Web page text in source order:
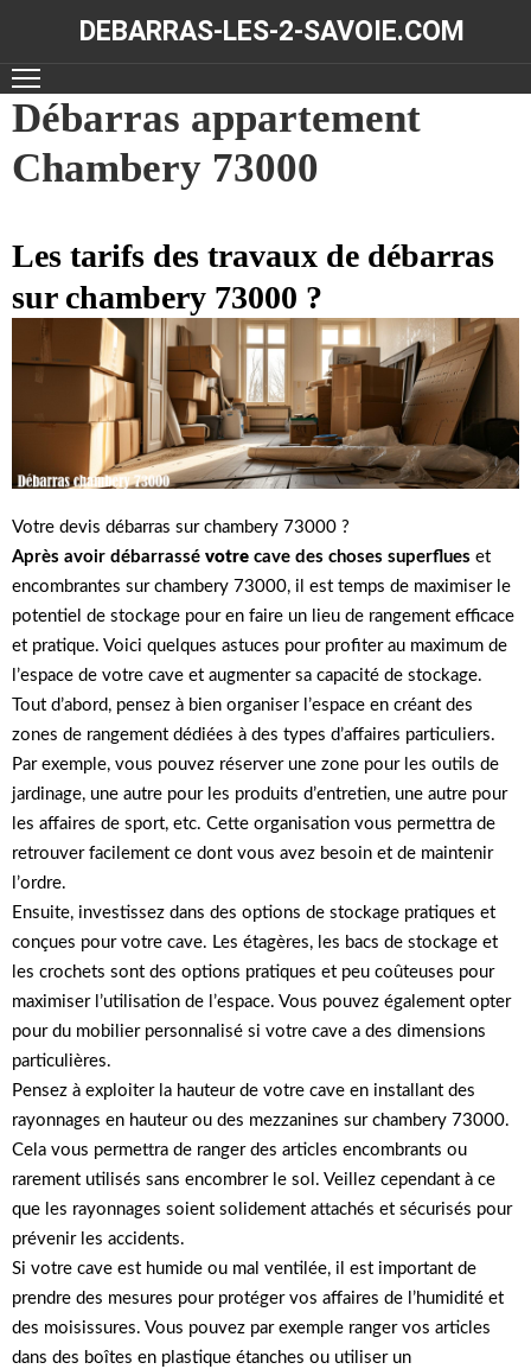
DEBARRAS-LES-2-SAVOIE.COM
ACCUEIL
DÉBARRAS
RÉALISATIONS
CONTACT
Débarras appartement
Chambery 73000
Les tarifs des travaux de débarras
sur chambery 73000 ?
Votre devis débarras sur chambery 73000 ?
Après avoir débarrassé votre cave des choses superflues et
encombrantes sur chambery 73000, il est temps de maximiser le
potentiel de stockage pour en faire un lieu de rangement efficace
et pratique. Voici quelques astuces pour profiter au maximum de
l’espace de votre cave et augmenter sa capacité de stockage.
Tout d’abord, pensez à bien organiser l’espace en créant des
zones de rangement dédiées à des types d’affaires particuliers.
Par exemple, vous pouvez réserver une zone pour les outils de
jardinage, une autre pour les produits d’entretien, une autre pour
les affaires de sport, etc. Cette organisation vous permettra de
retrouver facilement ce dont vous avez besoin et de maintenir
l’ordre.
Ensuite, investissez dans des options de stockage pratiques et
conçues pour votre cave. Les étagères, les bacs de stockage et
les crochets sont des options pratiques et peu coûteuses pour
maximiser l’utilisation de l’espace. Vous pouvez également opter
pour du mobilier personnalisé si votre cave a des dimensions
particulières.
Pensez à exploiter la hauteur de votre cave en installant des
rayonnages en hauteur ou des mezzanines sur chambery 73000.
Cela vous permettra de ranger des articles encombrants ou
rarement utilisés sans encombrer le sol. Veillez cependant à ce
que les rayonnages soient solidement attachés et sécurisés pour
prévenir les accidents.
Si votre cave est humide ou mal ventilée, il est important de
prendre des mesures pour protéger vos affaires de l’humidité et
des moisissures. Vous pouvez par exemple ranger vos articles
dans des boîtes en plastique étanches ou utiliser un